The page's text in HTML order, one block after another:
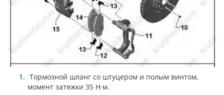
Тормозной шланг со штуцером и полым винтом,
момент затяжки 35 Н∙м.